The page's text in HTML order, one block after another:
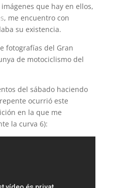
que hay en ellos,
, me encuentro con
su existencia.
fotografías del Gran
de motociclismo del
del sábado haciendo
ocurrió este
en la que me
la curva 6):